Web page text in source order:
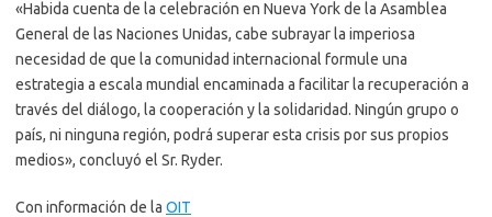
«Habida cuenta de la celebración en Nueva York de la Asamblea
General de las Naciones Unidas, cabe subrayar la imperiosa
necesidad de que la comunidad internacional formule una
estrategia a escala mundial encaminada a facilitar la recuperación a
través del diálogo, la cooperación y la solidaridad. Ningún grupo o
país, ni ninguna región, podrá superar esta crisis por sus propios
medios», concluyó el Sr. Ryder.
Con información de la OIT